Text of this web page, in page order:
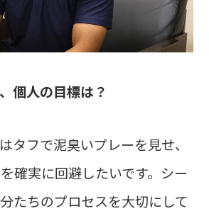
、個人の目標は？
タフで泥臭いプレーを見せ、
確実に回避したいです。シー
たちのプロセスを大切にして